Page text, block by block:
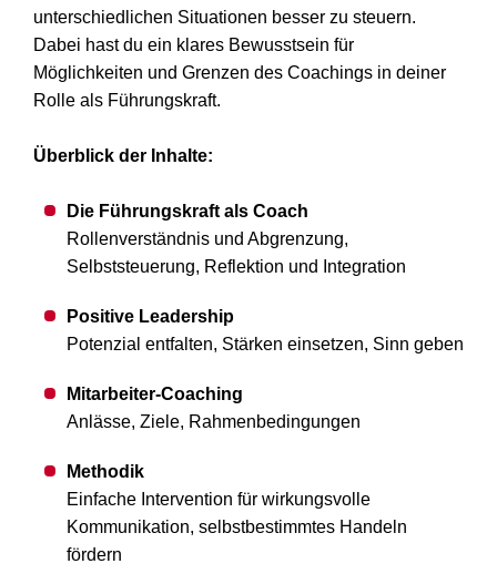
unterschiedlichen Situationen besser zu steuern.
Dabei hast du ein klares Bewusstsein für
Möglichkeiten und Grenzen des Coachings in deiner
Rolle als Führungskraft.
Überblick der Inhalte:
Die Führungskraft als Coach
Rollenverständnis und Abgrenzung,
Selbststeuerung, Reflektion und Integration
Positive Leadership
Potenzial entfalten, Stärken einsetzen, Sinn geben
Mitarbeiter-Coaching
Anlässe, Ziele, Rahmenbedingungen
Methodik
Einfache Intervention für wirkungsvolle
Kommunikation, selbstbestimmtes Handeln
fördern